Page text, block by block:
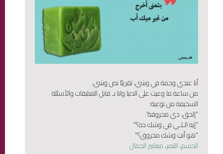
أنا عندي وحمة في وشي، تقريبًا نص وشي،
من ساعة ما وعيت على الدنيا وانا بـ قابل التعليقات والأسئلة
السخيفة من نوعية:
"إلحق، دي محروقة".
"إيه الـلـي في وشك ده؟"
"هو أنتِ وشك محروق؟"
الجسم،التنمر،معايير الجمال